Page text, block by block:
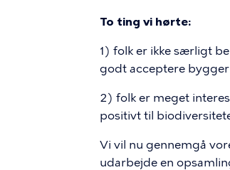
To ting vi hørte:
1) folk er ikke særligt
godt acceptere
2) folk er meget
positivt til
Vi vil nu gennemgå
udarbejde en